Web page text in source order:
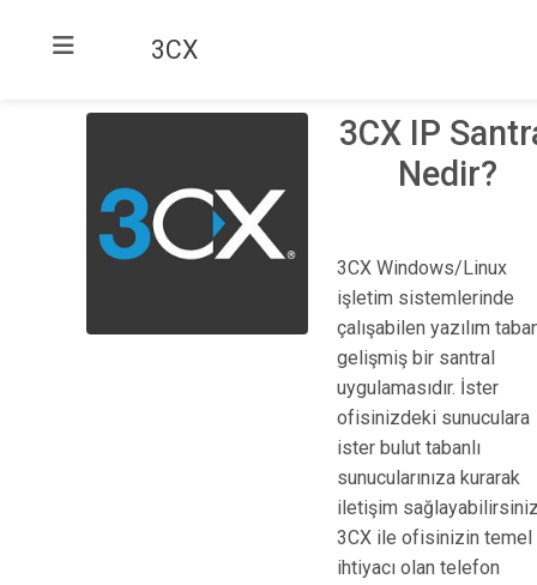
3CX
3CX IP
Nedir?
3CX Windows/Linux
işletim sistemlerinde
çalışabilen yazılım
gelişmiş bir santral
uygulamasıdır. İster
ofisinizdeki sunuculara
ister bulut tabanlı
sunucularınıza kurarak
iletişim
3CX ile ofisinizin temel
ihtiyacı olan telefon